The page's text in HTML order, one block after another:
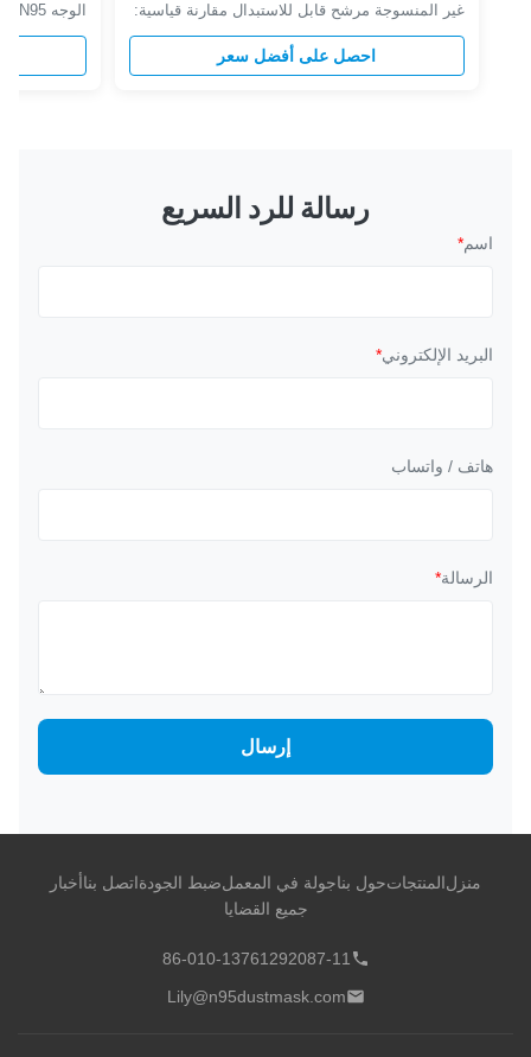
غير المنسوجة مرشح قابل للاستبدال مقارنة قياسية:
اساسي نوع الاختبارات كفاءة الترشيح اختراق
مقاومة الاستنشاق تدفق الاختبار اختبار الجسيمات
EN149 FFP1 ≥80٪ 20٪ 21 مم H2O 95 لتر / دقيقة
احصل على أفضل سعر
عالية
واحد ، سهل
رسالة للرد السريع
اسم*
البريد الإلكتروني*
هاتف / واتساب
الرسالة*
إرسال
منزلالمنتجاتحول بناجولة في المعملضبط الجودةاتصل بناأخبار
جميع القضايا
86-010-13761292087-11
Lily@n95dustmask.com